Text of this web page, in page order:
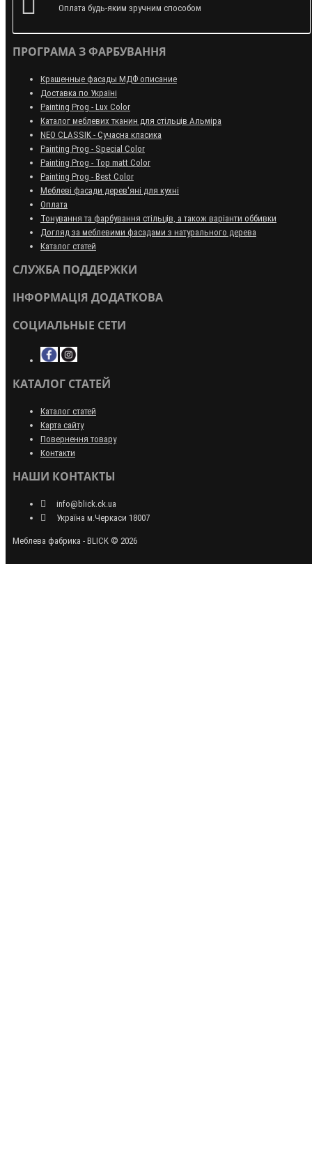
Оплата будь-яким зручним способом
ПРОГРАМА З ФАРБУВАННЯ
Крашенные фасады МДФ описание
Доставка по Україні
Painting Prog - Lux Color
Каталог меблевих тканин для стільців Альміра
NEO CLASSIK - Сучасна класика
Painting Prog - Special Color
Painting Prog - Top matt Color
Painting Prog - Best Color
Меблеві фасади дерев'яні для кухні
Оплата
Тонування та фарбування стільців, а також варіанти оббивки
Догляд за меблевими фасадами з натурального дерева
Каталог статей
СЛУЖБА ПОДДЕРЖКИ
ІНФОРМАЦІЯ ДОДАТКОВА
СОЦИАЛЬНЫЕ СЕТИ
КАТАЛОГ СТАТЕЙ
Каталог статей
Карта сайту
Повернення товару
Контакти
НАШИ КОНТАКТЫ
info@blick.ck.ua
Україна м.Черкаси 18007
Меблева фабрика - BLICK © 2026